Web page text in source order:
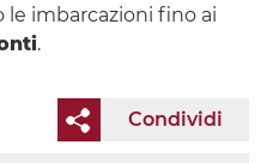
le imbarcazioni fino ai
.
Condividi